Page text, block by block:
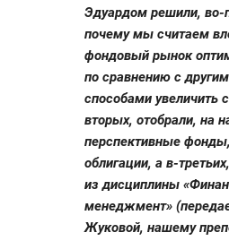
Эдуардом решили, во-
почему мы считаем
фондовый рынок
по сравнению с
способами увеличить
вторых, отобрали, на
перспективные
облигации, а в-
из дисциплины
менеджмент»
Жуковой, нашему